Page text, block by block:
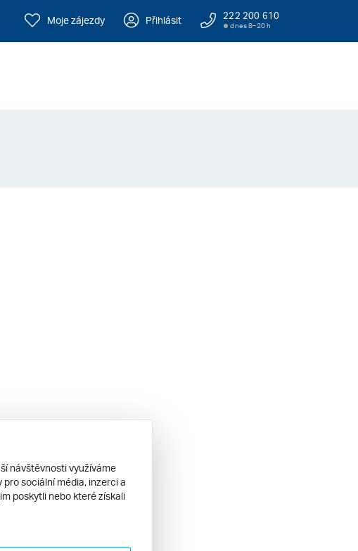
Moje zájezdy Přihlásit 222 200 610
dnes 8–20 h
návštěvnosti využíváme
sociální média, inzerci a
poskytli nebo které získali